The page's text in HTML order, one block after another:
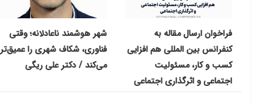
فراخوان ارسال مقاله به
کنفرانس بین المللی هم افزایی
کسب و کار، مسئولیت
اجتماعی و اثرگذاری اجتماعی
شهر هوشمند ناعادلانه؛ وقتی
فناوری، شکاف شهری را عمیق‌تر
می‌کند / دکتر علی ریگی